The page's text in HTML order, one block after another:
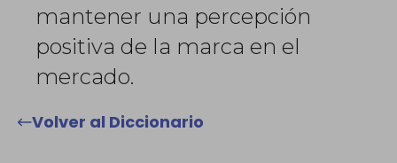
mantener una percepción
positiva de la marca en el
mercado.
Volver al Diccionario